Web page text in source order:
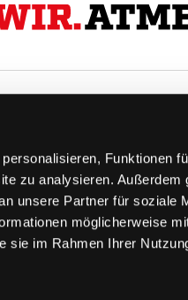
Funktionen
zu analysieren. Außerdem
unsere Partner für soziale
möglicherweise
sie im Rahmen Ihrer
Ab aufs Eis!
HAIE KIDS CLUB
Engagement
Goldenen Haie